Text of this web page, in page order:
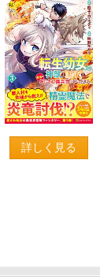
詳しく見る